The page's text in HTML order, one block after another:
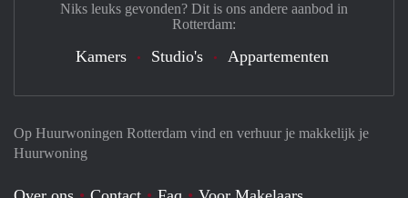
Op Huurwoningen Rotterdam vind en verhuur je makkelijk je
Huurwoning
Niks leuks gevonden? Dit is ons andere aanbod in
Rotterdam:
Kamers Studio's Appartementen